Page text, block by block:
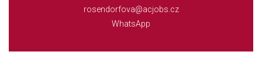
rosendorfova@acjobs.cz
WhatsApp